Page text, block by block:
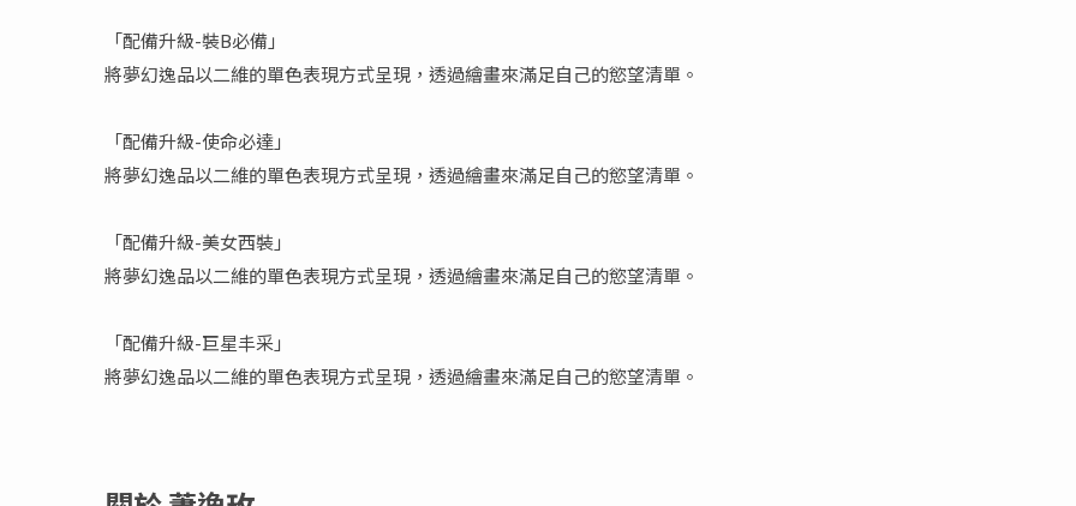
「配備升級-裝B必備」
將夢幻逸品以二維的單色表現方式呈現，透過繪畫來滿足自己的慾望清單。
「配備升級-使命必達」
將夢幻逸品以二維的單色表現方式呈現，透過繪畫來滿足自己的慾望清單。
「配備升級-美女西裝」
將夢幻逸品以二維的單色表現方式呈現，透過繪畫來滿足自己的慾望清單。
「配備升級-巨星丰采」
將夢幻逸品以二維的單色表現方式呈現，透過繪畫來滿足自己的慾望清單。